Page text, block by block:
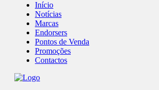
Início
Notícias
Marcas
Endorsers
Pontos de Venda
Promoções
Contactos